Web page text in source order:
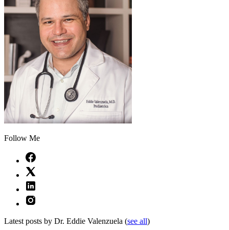
Follow Me
Latest posts by Dr. Eddie Valenzuela (see all)